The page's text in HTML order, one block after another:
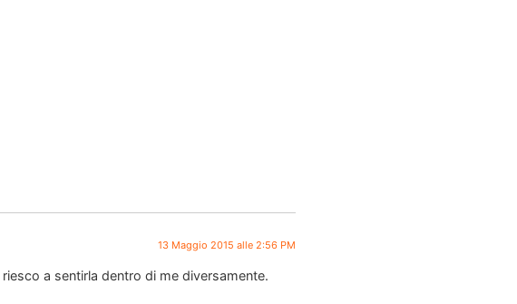
13 Maggio 2015 alle 2:56 PM
a sentirla dentro di me diversamente.